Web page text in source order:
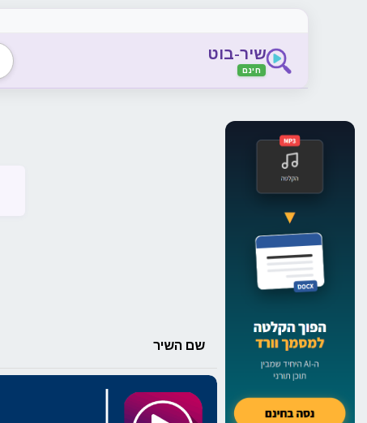
שיר-בוט
חינם
שם השיר